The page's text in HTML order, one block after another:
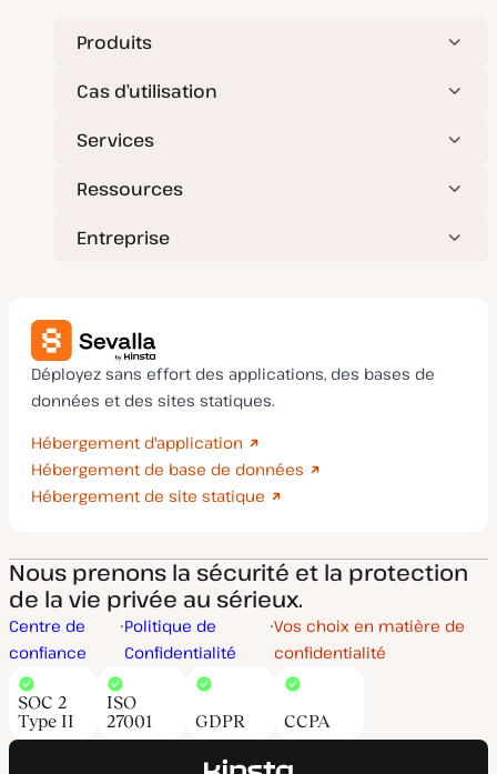
l
i
t
n
Produits
Cas d’utilisation
Services
Ressources
Entreprise
Déployez sans effort des applications, des bases de
données et des sites statiques.
Hébergement d'application
Hébergement de base de données
Hébergement de site statique
Nous prenons la sécurité et la protection
de la vie privée au sérieux.
Centre de
confiance
Politique de
Confidentialité
Vos choix en matière de
confidentialité
SOC 2
Type II
ISO
27001
GDPR CCPA